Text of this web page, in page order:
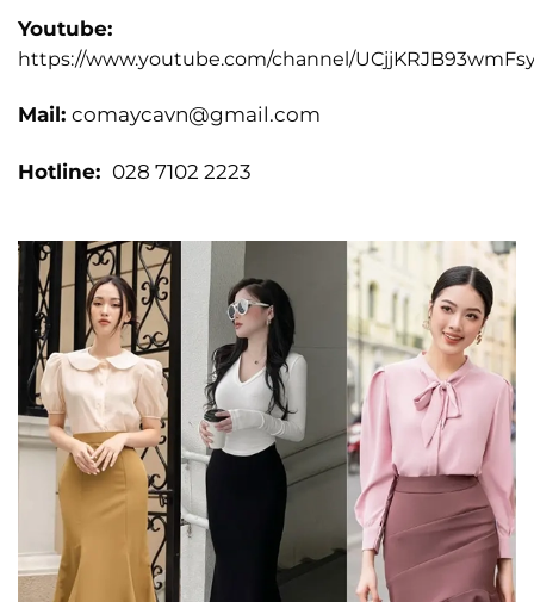
Youtube:
https://www.youtube.com/channel/
Mail: comaycavn@gmail.com
Hotline: 028 7102 2223